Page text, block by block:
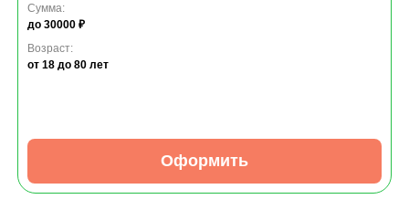
Сумма:
до 30000 ₽
Возраст:
от 18 до 80 лет
Оформить